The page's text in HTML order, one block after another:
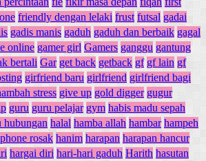
friendly dengan lelaki frust futsal gadai
gadis manis gaduh gaduh dan berbaik gagal
online gamer girl Gamers ganggu gantung
bertali Gar get back getback gf gf lain gf
girfriend baru girlfriend girlfriend bagi
stress give up gold digger gugur
guru guru pelajar gym habis madu sepah
hubungan halal hamba allah hambar hampeh
rosak hanim harapan harapan hancur
hargai diri hari-hari gaduh Harith hasutan